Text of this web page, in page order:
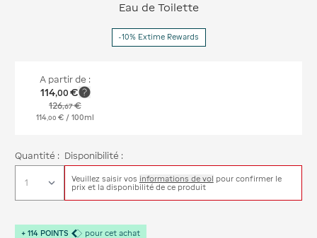
Eau de Toilette
-10% Extime Rewards
A partir de :
114,00 €
126,67€
114 00 € / 100ml
Quantité : Disponibilité :
Veuillez saisir vos informations de vol pour confirmer le
prix et la disponibilité de ce produit
+ 114 POINTS pour cet achat